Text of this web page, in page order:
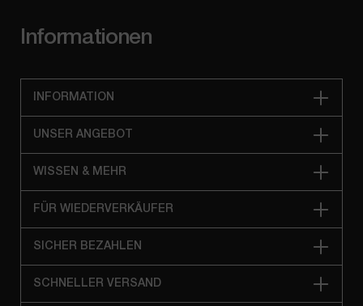
Informationen
INFORMATION
UNSER ANGEBOT
WISSEN & MEHR
FÜR WIEDERVERKÄUFER
SICHER BEZAHLEN
SCHNELLER VERSAND